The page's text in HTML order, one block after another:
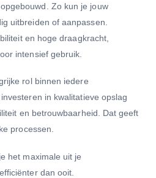
Zo kun je jouw
uitbreiden of aanpassen.
en hoge draagkracht,
intensief gebruik.
rol binnen iedere
in kwalitatieve opslag
en betrouwbaarheid. Dat geeft
processen.
het maximale uit je
dan ooit.